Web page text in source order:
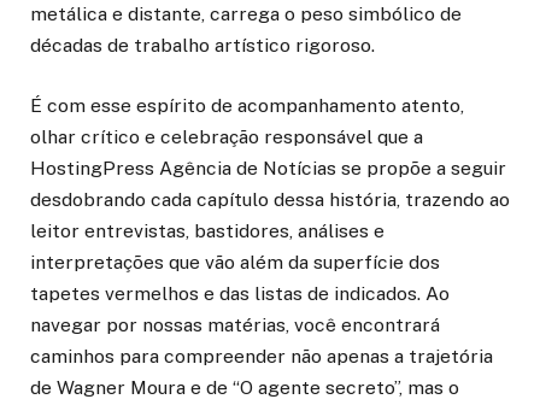
metálica e distante, carrega o peso simbólico de
décadas de trabalho artístico rigoroso.
É com esse espírito de acompanhamento atento,
olhar crítico e celebração responsável que a
HostingPress Agência de Notícias se propõe a seguir
desdobrando cada capítulo dessa história, trazendo ao
leitor entrevistas, bastidores, análises e
interpretações que vão além da superfície dos
tapetes vermelhos e das listas de indicados. Ao
navegar por nossas matérias, você encontrará
caminhos para compreender não apenas a trajetória
de Wagner Moura e de “O agente secreto”, mas o